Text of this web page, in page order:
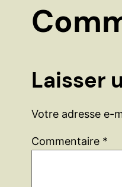
Laisser
Votre adresse e-
Commentaire *